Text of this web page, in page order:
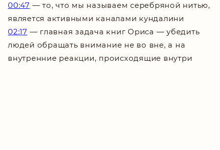
00:47 — то, что мы называем серебряной нитью,
является активными каналами кундалини
02:17 — главная задача книг Ориса — убедить
людей обращать внимание не во вне, а на
внутренние реакции, происходящие внутри